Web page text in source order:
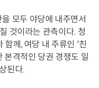
모두 야당에 내주면서
것이라는 관측이다. 청
함께, 여당 내 주류인 '친
격적인 당권 경쟁도 일
된다.